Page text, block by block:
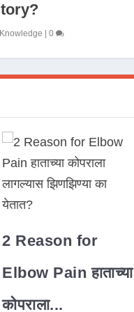
Knowledge |0
2 Reason for
Elbow Pain हाताच्या
कोपराला...